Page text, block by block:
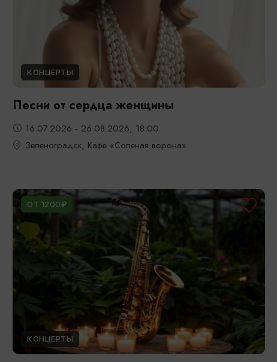
КОНЦЕРТЫ
Песни от сердца женщины
16.07.2026 - 26.08.2026, 18:00
Зеленоградск, Кафе «Соленая ворона»
ОТ 1200₽
КОНЦЕРТЫ